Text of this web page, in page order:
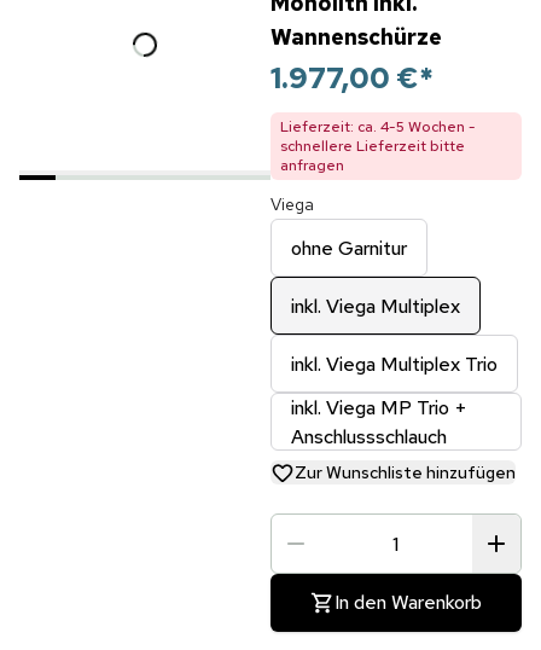
Wannenschürze
1.977,00 €*
Lieferzeit: ca. 4-5 Wochen -
schnellere Lieferzeit bitte
anfragen
Viega
ohne Garnitur
inkl. Viega Multiplex
inkl. Viega Multiplex Trio
inkl. Viega MP Trio +
Anschlussschlauch
Zur Wunschliste hinzufügen
In den Warenkorb